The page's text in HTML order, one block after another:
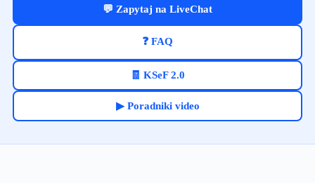
💬 Zapytaj na LiveChat
❓ FAQ
🧾 KSeF 2.0
▶ Poradniki video